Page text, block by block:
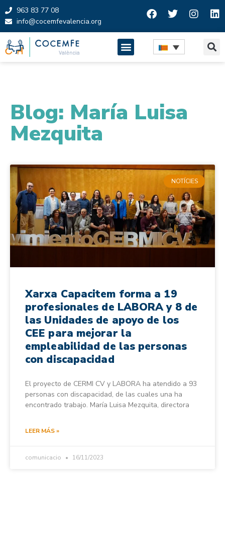
Skip
to
content
963 83 77 08
info@cocemfevalencia.org
Blog: María Luisa
Mezquita
NOTÍCIES
Xarxa Capacitem forma a 19
profesionales de LABORA y 8 de
las Unidades de apoyo de los
CEE para mejorar la
empleabilidad de las personas
con discapacidad
El proyecto de CERMI CV y LABORA ha atendido a 93
personas con discapacidad, de las cuales una ha
encontrado trabajo. María Luisa Mezquita, directora
LEER MÁS »
comunicacio 16/11/2023